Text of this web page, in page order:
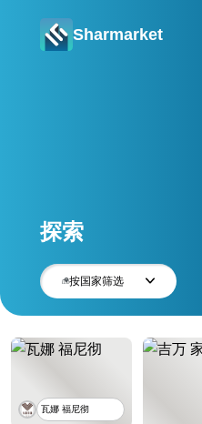
Sharmarket
探索
按国家筛选
瓦娜 福尼彻